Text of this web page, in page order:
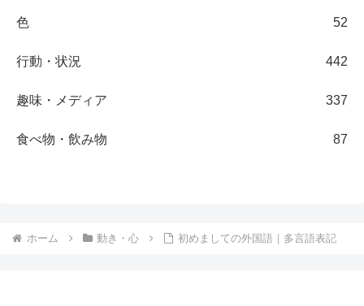
色 52
行動・状況 442
趣味・メディア 337
食べ物・飲み物 87
ホーム 動き・心 初めましての外国語｜多言語表記